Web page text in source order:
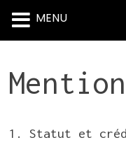
Skip
1. Statut et
MENU